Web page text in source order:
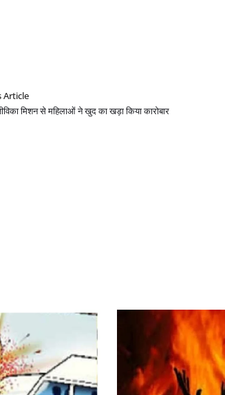
Article
मिशन से महिलाओं ने खुद का खड़ा किया कारोबार